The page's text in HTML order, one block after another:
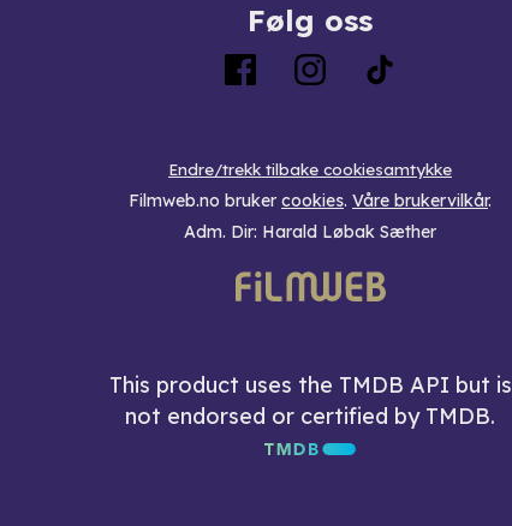
Følg oss
Endre/trekk tilbake cookiesamtykke
Filmweb.no bruker cookies. Våre brukervilkår.
Adm. Dir: Harald Løbak Sæther
This product uses the TMDB API but is
not endorsed or certified by TMDB.